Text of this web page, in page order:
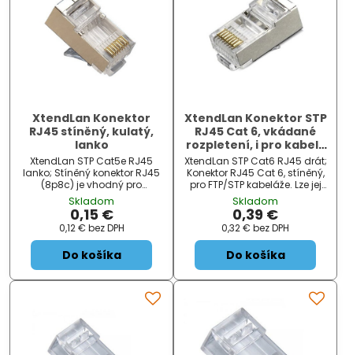
XtendLan Konektor
RJ45 stíněný, kulatý,
lanko
XtendLan STP Cat5e RJ45
lanko; Stíněný konektor RJ45
(8p8c) je vhodný pro
zakončení kabelů
strukturované kabeláže.
ZÁKLADNÍ SPECIFIKACE; Typ
konektoru: RJ45; Kategorie:
C...
Skladom
0,15 €
0,12 € bez DPH
Do košíka
XtendLan Konektor STP
RJ45 Cat 6, vkádané
rozpletení, i pro kabely
průměru 7,5mm
XtendLan STP Cat6 RJ45 drát;
Konektor RJ45 Cat 6, stíněný,
pro FTP/STP kabeláže. Lze jej
použít i pro kabely s většími
vnějšími průměry 7,5 mm.
Konektor má díl pro správné
rozpletení kabelu v konektoru,
díky němuž je...
Skladom
0,39 €
0,32 € bez DPH
Do košíka